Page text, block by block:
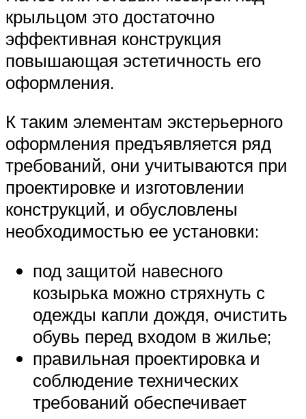
крыльцом это достаточно
эффективная конструкция
повышающая эстетичность его
оформления.
К таким элементам экстерьерного
оформления предъявляется ряд
требований, они учитываются при
проектировке и изготовлении
конструкций, и обусловлены
необходимостью ее установки:
под защитой навесного
козырька можно стряхнуть с
одежды капли дождя, очистить
обувь перед входом в жилье;
правильная проектировка и
соблюдение технических
требований обеспечивает